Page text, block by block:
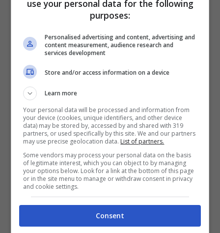
internauti, indignati per l’azzardo
sprezzante che poteva costarle molto
caro. L’hanno criticata senza sconti,
giudicando quella decisione di ‘irrompere’
nell’habitat naturale degli squali come
‘avventata e stupida’.
Proprio a queste polemiche, la stessa
modella ha voluto replicare ai microfoni
della BBC: “Hanno rigirato la storia in modo
che apparissi come la bionda modella
stupida di Instagram. Ho ricevuto tanti
commenti pieni d’odio da parte di persone
che si limitavano a dire soltanto cose
use your personal data for the following
purposes:
Personalised advertising and content, advertising and
content measurement, audience research and
services development
Store and/or access information on a device
Learn more
Your personal data will be processed and information from
your device (cookies, unique identifiers, and other device
data) may be stored by, accessed by and shared with 319
partners, or used specifically by this site. We and our partners
may use precise geolocation data. List of partners.
Some vendors may process your personal data on the basis
of legitimate interest, which you can object to by managing
your options below. Look for a link at the bottom of this page
or in the site menu to manage or withdraw consent in privacy
and cookie settings.
Consent